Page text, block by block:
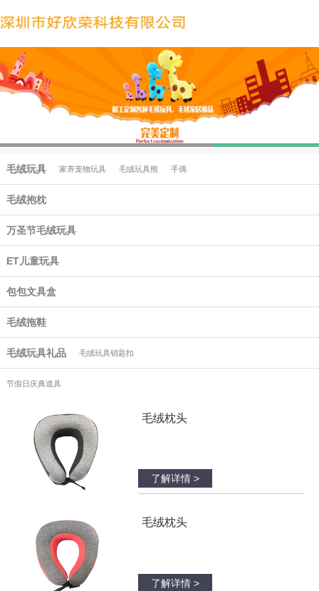
毛绒玩具 家养宠物玩具 毛绒玩具熊 手偶
毛绒抱枕
万圣节毛绒玩具
ET儿童玩具
包包文具盒
毛绒拖鞋
毛绒玩具礼品 毛绒玩具钥匙扣
节假日庆典道具
毛绒枕头
了解详情 >
毛绒枕头
了解详情 >